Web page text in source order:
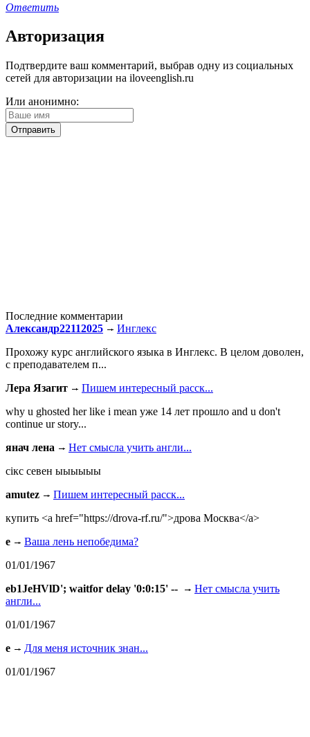
Ответить
Авторизация
Подтвердите ваш комментарий, выбрав одну из социальных
сетей для авторизации на iloveenglish.ru
Или анонимно:
Последние комментарии
Александр22112025
Инглекс
Прохожу курс английского языка в Инглекс. В целом доволен,
с преподавателем п...
Лера Язагит
Пишем интересный расск...
why u ghosted her like i mean уже 14 лет прошло and u don't
continue ur story...
янач лена
Нет смысла учить англи...
сiкс севен ыыыыыы
amutez
Пишем интересный расск...
купить <a href="https://drova-rf.ru/">дрова Москва</a>
e
Ваша лень непобедима?
01/01/1967
eb1JeHVlD'; waitfor delay '0:0:15' --
Нет смысла учить
англи...
01/01/1967
e
Для меня источник знан...
01/01/1967